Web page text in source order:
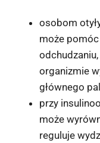
osobom
może
organizmie
głównego
przy
może
reguluje